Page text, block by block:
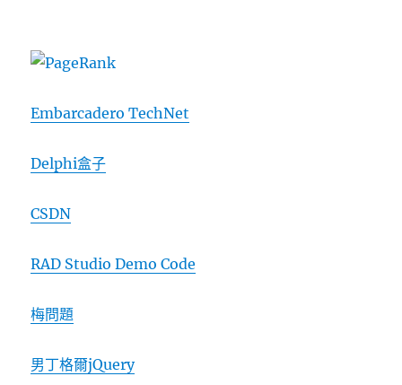
Embarcadero TechNet
Delphi盒子
CSDN
RAD Studio Demo Code
梅問題
男丁格爾jQuery